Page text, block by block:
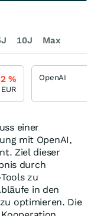
einer
mit OpenAI,
Ziel dieser
durch
zu
in den
optimieren. Die
10J Max
%
EUR
OpenAI